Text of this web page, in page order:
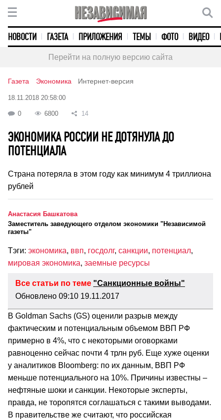
НОВОСТИ ГАЗЕТА ПРИЛОЖЕНИЯ ТЕМЫ ФОТО ВИДЕО
Перейти на полную версию сайта
Газета Экономика Интернет-версия
18.11.2018 20:58:00
0 6800 14
ЭКОНОМИКА РОССИИ НЕ ДОТЯНУЛА ДО
ПОТЕНЦИАЛА
Страна потеряла в этом году как минимум 4 триллиона
рублей
Анастасия Башкатова
Заместитель заведующего отделом экономики "Независимой
газеты"
Тэги: экономика, ввп, госдолг, санкции, потенциал,
мировая экономика, заемные ресурсы
Все статьи по теме "Санкционные войны"
Обновлено 09:10 19.11.2017
В Goldman Sachs (GS) оценили разрыв между
фактическим и потенциальным объемом ВВП РФ
примерно в 4%, что с некоторыми оговорками
равноценно сейчас почти 4 трлн руб. Еще хуже оценки
у аналитиков Bloomberg: по их данным, ВВП РФ
меньше потенциального на 10%. Причины известны –
нефтяные шоки и санкции. Некоторые эксперты,
правда, не торопятся соглашаться с такими выводами.
В правительстве же считают, что российская